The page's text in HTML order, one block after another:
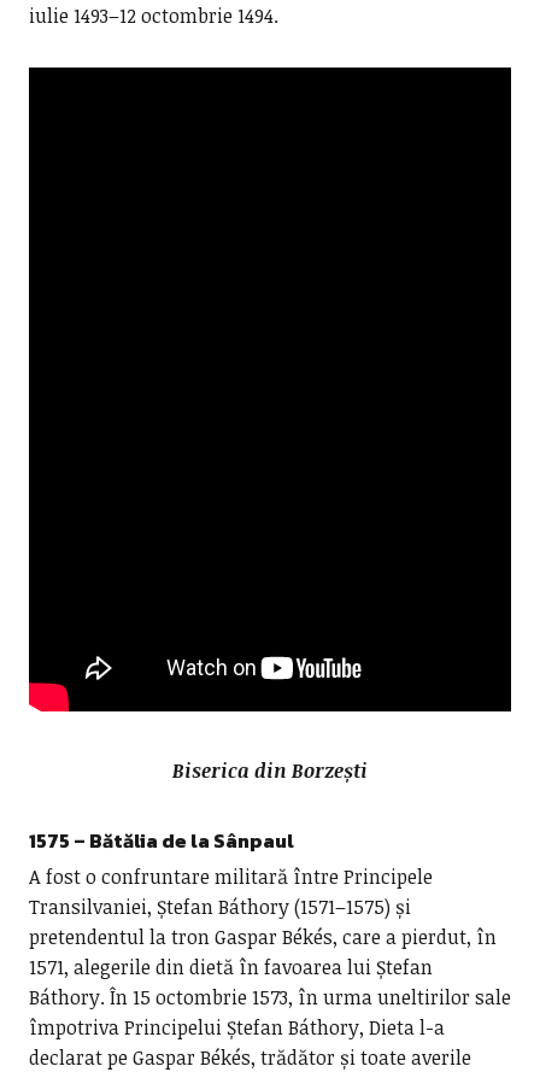
iulie 1493–12 octombrie 1494.
Biserica din Borzești
1575 – Bătălia de la Sânpaul
A fost o confruntare militară între Principele
Transilvaniei, Ștefan Báthory (1571–1575) și
pretendentul la tron Gaspar Békés, care a pierdut, în
1571, alegerile din dietă în favoarea lui Ștefan
Báthory. În 15 octombrie 1573, în urma uneltirilor sale
împotriva Principelui Ștefan Báthory, Dieta l-a
declarat pe Gaspar Békés, trădător și toate averile